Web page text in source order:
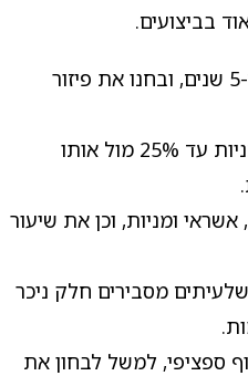
בביצועים.
בדקו תשואה על פני 3 ו-5 שנים, ובחנו את פיזור
השוו תמיד מסלול עם מניות עד 25% מול אותו
ומניות, וכן את שיעור
מסבירים חלק ניכר
ספציפי, למשל לבחון את